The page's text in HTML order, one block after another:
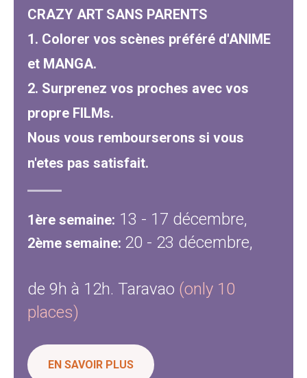
CRAZY ART SANS PARENTS
1. Colorer vos scènes préféré d'ANIME
et MANGA.
2. Surprenez vos proches avec vos
propre FILMs.
Nous vous rembourserons si vous
n'etes pas satisfait.
1ère semaine: 13 - 17 décembre,
2ème semaine: 20 - 23 décembre,
de 9h à 12h. Taravao (only 10
places)
EN SAVOIR PLUS